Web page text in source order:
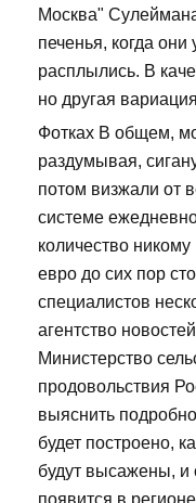
Москва"
печенья, когда они
расплылись. В
но другая
Фотках В общем,
раздумывая,
потом визжали от
системе
количество
евро до сих пор
специалистов
агентство
Министерство
продовольствия
выяснить
будет построено,
будут высажены, и
появится в